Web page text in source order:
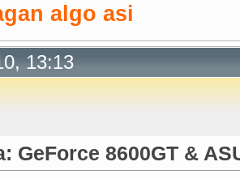
algo asi
13:13
GeForce 8600GT &